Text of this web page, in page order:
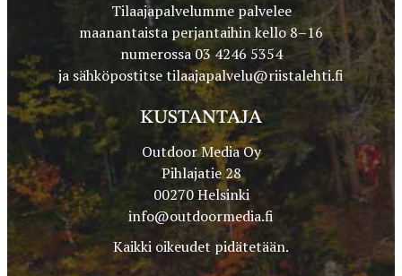
Tilaajapalvelumme palvelee
maanantaista perjantaihin kello 8–16
numerossa 03 4246 5354
ja sähköpostitsetilaajapalvelu@riistalehti.fi
KUSTANTAJA
Outdoor Media Oy
Pihlajatie 28
00270 Helsinki
info@outdoormedia.fi
Kaikki oikeudet pidätetään.